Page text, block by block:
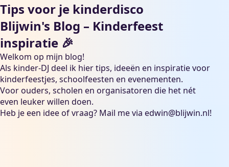
Tips voor je kinderdisco
Blijwin's Blog – Kinderfeest
inspiratie 🎉
Welkom op mijn blog!
Als kinder-DJ deel ik hier tips, ideeën en inspiratie voor
kinderfeestjes, schoolfeesten en evenementen.
Voor ouders, scholen en organisatoren die het nét
even leuker willen doen.
Heb je een idee of vraag? Mail me via edwin@blijwin.nl!